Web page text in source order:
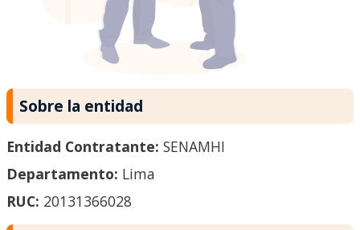
Sobre la entidad
Entidad Contratante: SENAMHI
Departamento: Lima
RUC: 20131366028